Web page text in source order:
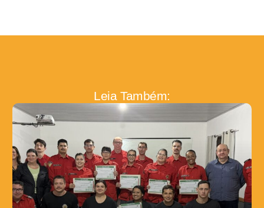
Leia Também: